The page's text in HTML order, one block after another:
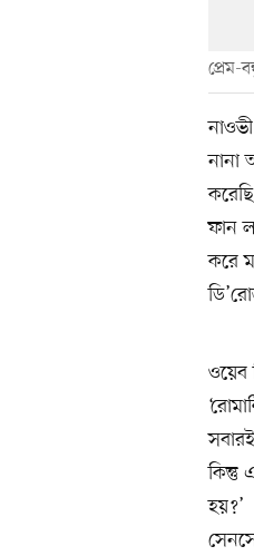
প্রেম-
নানা
ফান
করে
ওয়েব
কিন্তু
হয়?’